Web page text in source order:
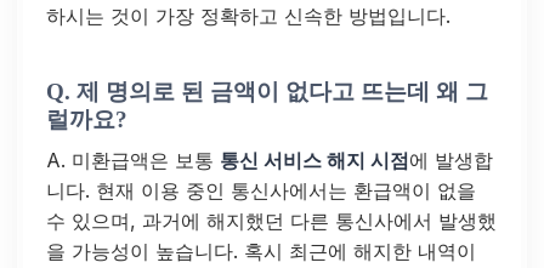
하시는 것이 가장 정확하고 신속한 방법입니다.
Q. 제 명의로 된 금액이 없다고 뜨는데 왜 그
럴까요?
A. 미환급액은 보통 통신 서비스 해지 시점에 발생합
니다. 현재 이용 중인 통신사에서는 환급액이 없을
수 있으며, 과거에 해지했던 다른 통신사에서 발생했
을 가능성이 높습니다. 혹시 최근에 해지한 내역이